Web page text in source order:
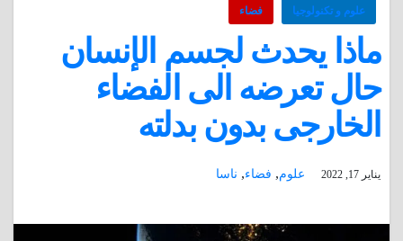
علوم و تكنولوجيا فضاء
ماذا يحدث لجسم الإنسان
حال تعرضه الى الفضاء
الخارجى بدون بدلته
يناير 17, 2022 علوم, فضاء, ناسا